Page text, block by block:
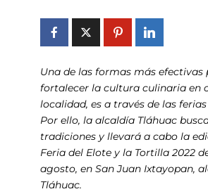
Una de las formas más efectivas
fortalecer la cultura culinaria en
localidad, es a través de las
Por ello, la alcaldía Tláhuac
tradiciones y llevará a cabo la
Feria del Elote y la Tortilla 2022
agosto, en San Juan Ixtayopan,
Tláhuac.